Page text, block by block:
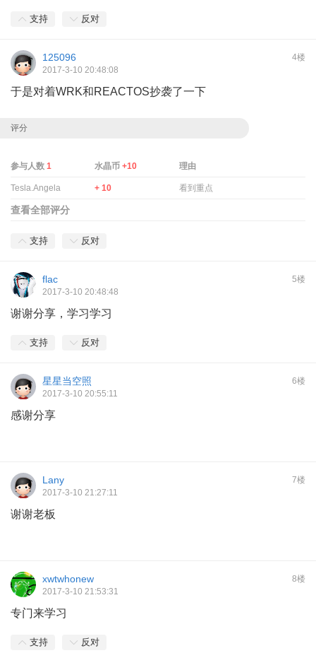
支持 反对
4楼
125096
2017-3-10 20:48:08
于是对着WRK和REACTOS抄袭了一下
评分
参与人数 1 水晶币+10 理由
Tesla.Angela + 10 看到重点
查看全部评分
支持 反对
5楼
flac
2017-3-10 20:48:48
谢谢分享，学习学习
支持 反对
6楼
星星当空照
2017-3-10 20:55:11
感谢分享
7楼
Lany
2017-3-10 21:27:11
谢谢老板
8楼
xwtwhonew
2017-3-10 21:53:31
专门来学习
支持 反对